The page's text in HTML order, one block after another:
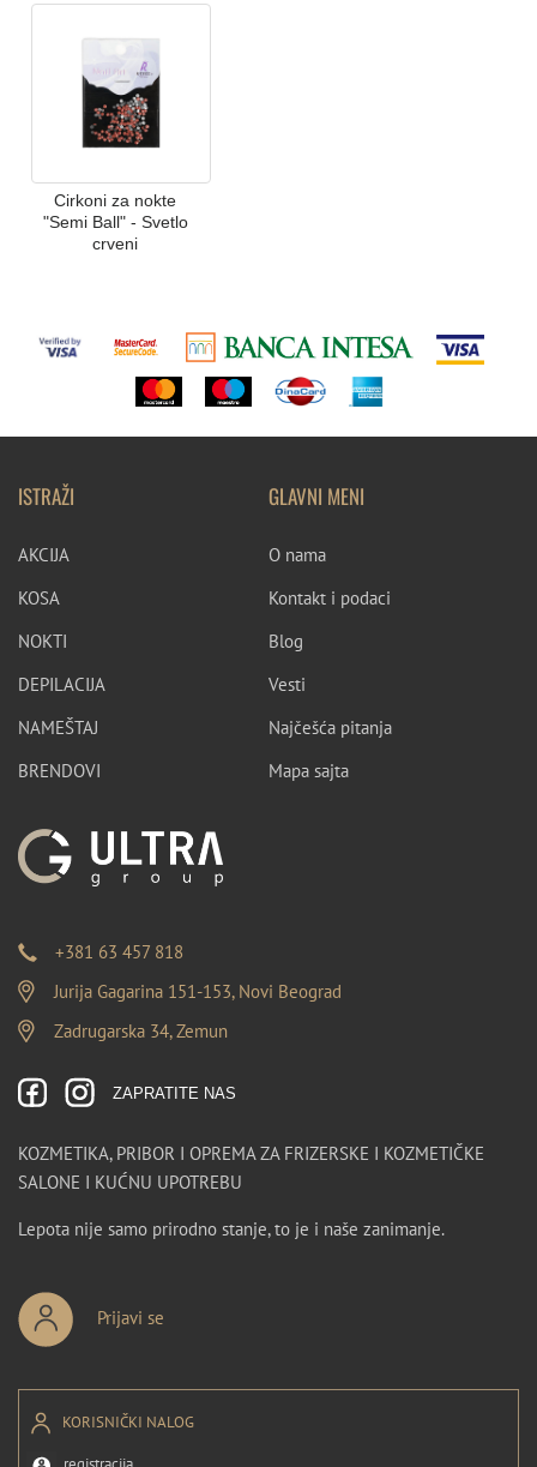
Cirkoni za nokte
"Semi Ball" - Svetlo
crveni
ISTRAŽI
AKCIJA
KOSA
NOKTI
DEPILACIJA
NAMEŠTAJ
BRENDOVI
GLAVNI MENI
O nama
Kontakt i podaci
Blog
Vesti
Najčešća pitanja
Mapa sajta
+381 63 457 818
Jurija Gagarina 151-153, Novi Beograd
Zadrugarska 34, Zemun
ZAPRATITE NAS
KOZMETIKA, PRIBOR I OPREMA ZA FRIZERSKE I KOZMETIČKE
SALONE I KUĆNU UPOTREBU
Lepota nije samo prirodno stanje, to je i naše zanimanje.
Prijavi se
KORISNIČKI NALOG